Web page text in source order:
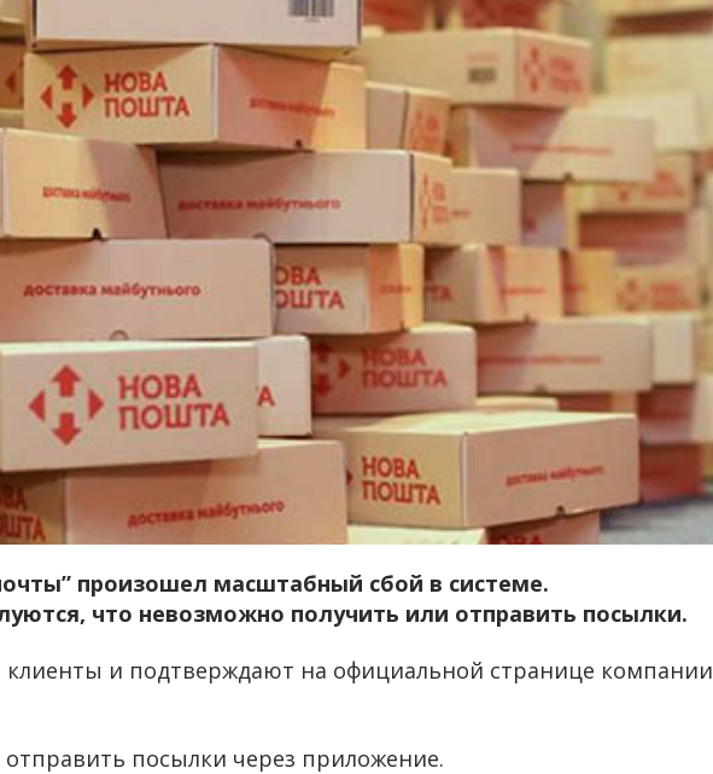
произошел масштабный сбой в системе.
что невозможно получить или отправить посылки.
и подтверждают на официальной странице компании
посылки через приложение.